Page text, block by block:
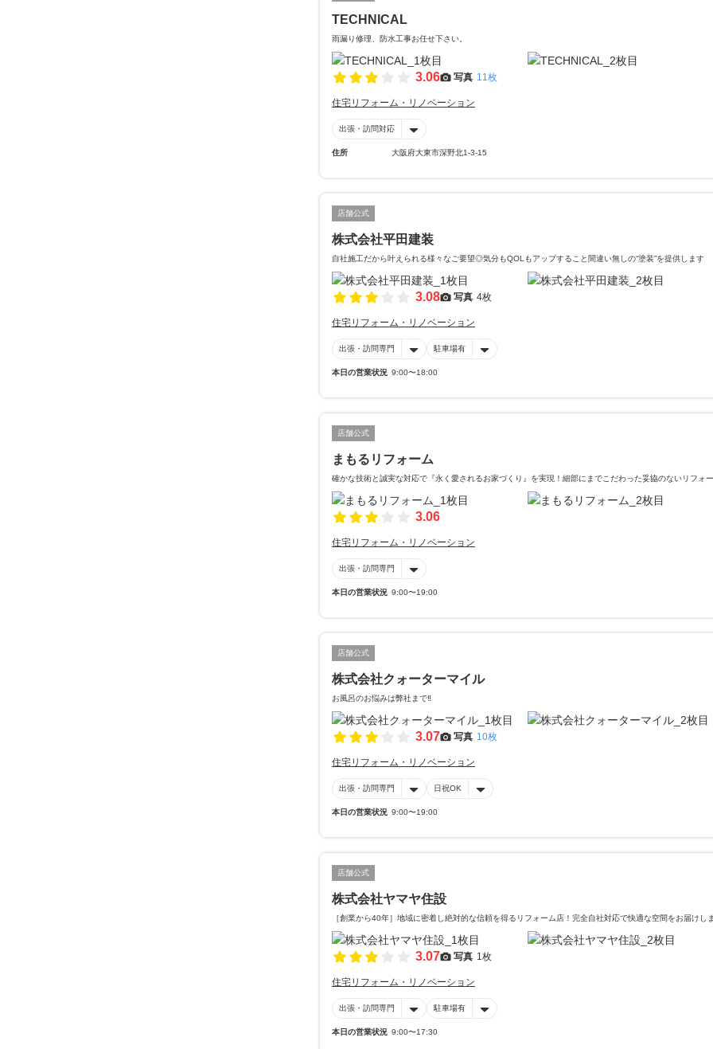
TECHNICAL
雨漏り修理、防水工事お任せ下さい。
3.06 写真 11枚
住宅リフォーム・リノベーション
出張・訪問対応
住所 大阪府大東市深野北1-3-15
店舗公式
株式会社平田建装
自社施工だから叶えられる様々なご要望◎気分もQOLもアップすること間違い無しの“塗装”を提供します
3.08 写真 4枚
住宅リフォーム・リノベーション
出張・訪問専門 駐車場有
本日の営業状況 9:00〜18:00
店舗公式
まもるリフォーム
確かな技術と誠実な対応で『永く愛されるお家づくり』を実現！細部にまでこだわった妥協のないリフォ
3.06
住宅リフォーム・リノベーション
出張・訪問専門
本日の営業状況 9:00〜19:00
店舗公式
株式会社クォーターマイル
お風呂のお悩みは弊社まで‼️
3.07 写真 10枚
住宅リフォーム・リノベーション
出張・訪問専門 日祝OK
本日の営業状況 9:00〜19:00
店舗公式
株式会社ヤマヤ住設
［創業から40年］地域に密着し絶対的な信頼を得るリフォーム店！完全自社対応で快適な空間をお届けし
3.07 写真 1枚
住宅リフォーム・リノベーション
出張・訪問専門 駐車場有
本日の営業状況 9:00〜17:30